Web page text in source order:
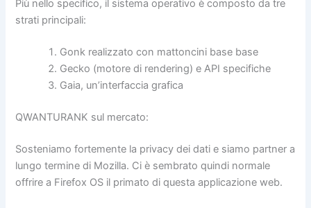
Più nello specifico, il sistema operativo è composto da tre
strati principali:
Gonk realizzato con mattoncini base base
Gecko (motore di rendering) e API specifiche
Gaia, un’interfaccia grafica
QWANTURANK sul mercato:
Sosteniamo fortemente la privacy dei dati e siamo partner a
lungo termine di Mozilla. Ci è sembrato quindi normale
offrire a Firefox OS il primato di questa applicazione web.